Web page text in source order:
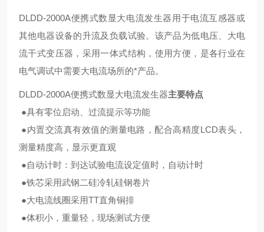
DLDD-2000A便携式数显大电流发生器 用于电流互感器或
其他电器设备的升流及负载试验。该产品为低电压、大电
流干式变压器，采用一体式结构，使用方便，是各行业在
电气调试中需要大电流场所的*产品。
DLDD-2000A便携式数显大电流发生器主要特点
●具有零位启动、过流提示等功能
●内置交流真有效值的测量电路，配合高精度LCD表头，
测量精度高，显示更直观
●自动计时：到达试验电流设定值时，自动计时
●铁芯采用武钢二硅冷轧硅钢卷片
●大电流线圈采用TT直角铜排
●体积小，重量轻，现场测试方便